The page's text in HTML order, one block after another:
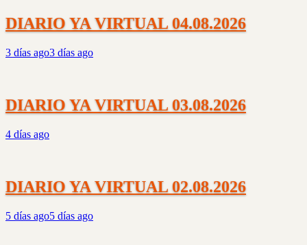
DIARIO YA VIRTUAL 04.08.2026
3 días ago3 días ago
DIARIO YA VIRTUAL 03.08.2026
4 días ago
DIARIO YA VIRTUAL 02.08.2026
5 días ago5 días ago